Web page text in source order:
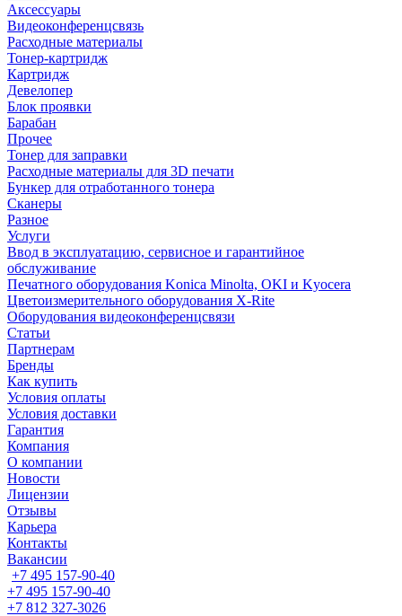
Аксессуары
Видеоконференцсвязь
Расходные материалы
Тонер-картридж
Картридж
Девелопер
Блок проявки
Барабан
Прочее
Тонер для заправки
Расходные материалы для 3D печати
Бункер для отработанного тонера
Сканеры
Разное
Услуги
Ввод в эксплуатацию, сервисное и гарантийное
обслуживание
Печатного оборудования Konica Minolta, OKI и Kyocera
Цветоизмерительного оборудования X-Rite
Оборудования видеоконференцсвязи
Статьи
Партнерам
Бренды
Как купить
Условия оплаты
Условия доставки
Гарантия
Компания
О компании
Новости
Лицензии
Отзывы
Карьера
Контакты
Вакансии
+7 495 157-90-40
+7 495 157-90-40
+7 812 327-3026